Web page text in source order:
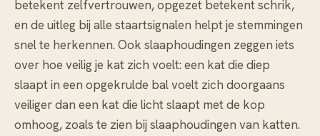
betekent zelfvertrouwen, opgezet betekent schrik,
en de uitleg bij alle staartsignalen helpt je stemmingen
snel te herkennen. Ook slaaphoudingen zeggen iets
over hoe veilig je kat zich voelt: een kat die diep
slaapt in een opgekrulde bal voelt zich doorgaans
veiliger dan een kat die licht slaapt met de kop
omhoog, zoals te zien bij slaaphoudingen van katten.